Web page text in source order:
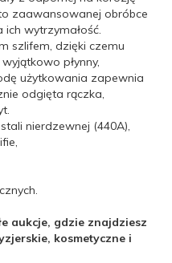
zaawansowanej obróbce
wytrzymałość.
szlifem, dzięki czemu
płynny,
użytkowania zapewnia
odgięta rączka,
nierdzewnej (440A),
aukcje, gdzie znajdziesz
kosmetyczne i